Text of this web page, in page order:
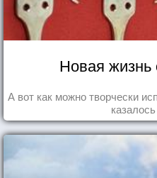
Новая
А вот как можно творчески